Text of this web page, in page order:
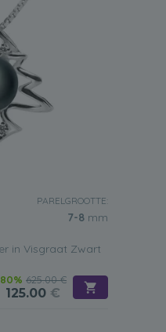
PARELGROOTTE:
7-8 mm
in Visgraat Zwart
625.00 €
125.00 €